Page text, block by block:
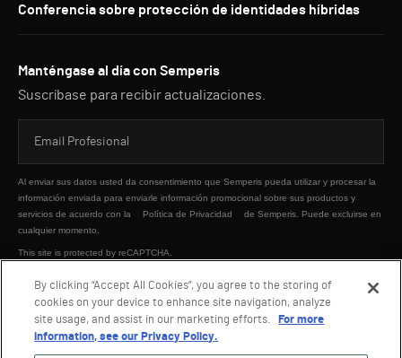
Conferencia sobre protección de identidades híbridas
Manténgase al día con Semperis
Suscríbase para recibir actualizaciones.
Al enviar sus datos usted da consentimiento que Semperis pueda utilizar y procesar la
información enviada para enviarle información promocional sobre sus productos y
servicios de acuerdo con la
Política de Privacidad
de Semperis. Puede excluirse en
cualquier momento.
This site is protected by reCAPTCHA.
ENVIAR
By clicking “Accept All Cookies”, you agree to the storing of
cookies on your device to enhance site navigation, analyze
site usage, and assist in our marketing efforts.
For more
information, see our Privacy Policy.